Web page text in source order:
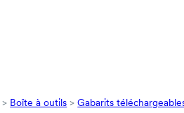
> Boîte à outils > Gabarits